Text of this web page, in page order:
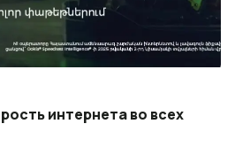
интернета во всех